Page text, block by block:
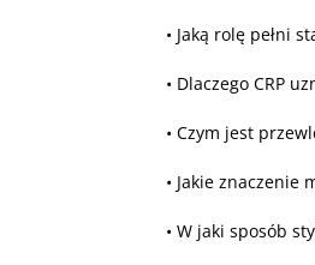
• Jaką rolę pełni
• Dlaczego CRP
• Czym jest
• Jakie
• W jaki sposób